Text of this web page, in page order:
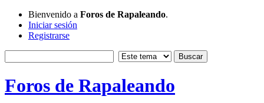
Bienvenido a Foros de Rapaleando.
Iniciar sesión
Registrarse
Foros de Rapaleando